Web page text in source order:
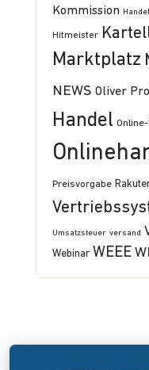
Kommission Handel
Hitmeister
Marktplatz
NEWS Oliver
Handel
Preisvorgabe
Umsatzsteuer versand
Webinar WEEE